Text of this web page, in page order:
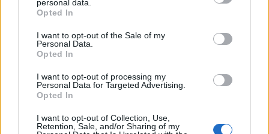
personal data.
Opted In
I want to opt-out of the Sale of my
Personal Data.
Opted In
I want to opt-out of processing my
Personal Data for Targeted Advertising.
Opted In
I want to opt-out of Collection, Use,
Retention, Sale, and/or Sharing of my
atterrare la prima donna e persona di colore sulla
Musk e Bezos. Le loro aziende hanno mantra
diversi: quello di Blue Origin è lento e costante,
mentre quello di SpaceX è più un urlo
degli uomini differiscono: Musk vuole